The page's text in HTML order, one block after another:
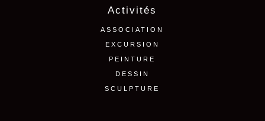
Activités
ASSOCIATION
EXCURSION
PEINTURE
DESSIN
SCULPTURE